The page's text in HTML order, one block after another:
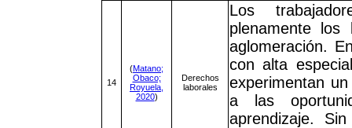
14
(Matano;
Obaco;
Royuela,
2020)
Derechos
laborales
Los
plenamente los
aglomeración.
con alta
experimentan
a las
aprendizaje.